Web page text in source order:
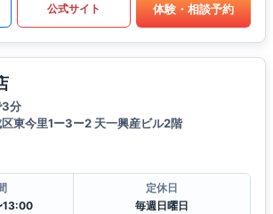
公式サイト 体験・相談予約
3分
東今里1ー3ー2 天一興産ビル2階
13:00
定休日
毎週日曜日